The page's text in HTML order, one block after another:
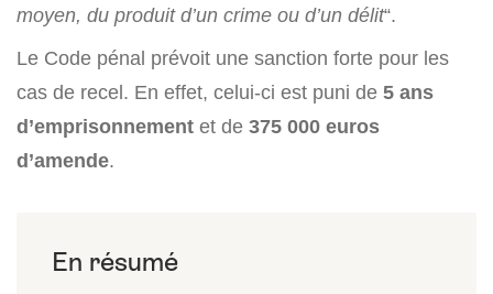
moyen, du produit d’un crime ou d’un délit“.
Le Code pénal prévoit une sanction forte pour les
cas de recel. En effet, celui-ci est puni de 5 ans
d’emprisonnement et de 375 000 euros
d’amende.